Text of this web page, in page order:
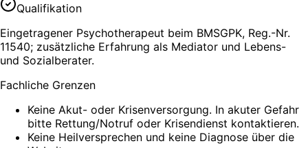
Qualifikation
Eingetragener Psychotherapeut beim BMSGPK, Reg.-Nr.
11540; zusätzliche Erfahrung als Mediator und Lebens-
und Sozialberater.
Fachliche Grenzen
Keine Akut- oder Krisenversorgung. In akuter Gefahr
bitte Rettung/Notruf oder Krisendienst kontaktieren.
Keine Heilversprechen und keine Diagnose über die